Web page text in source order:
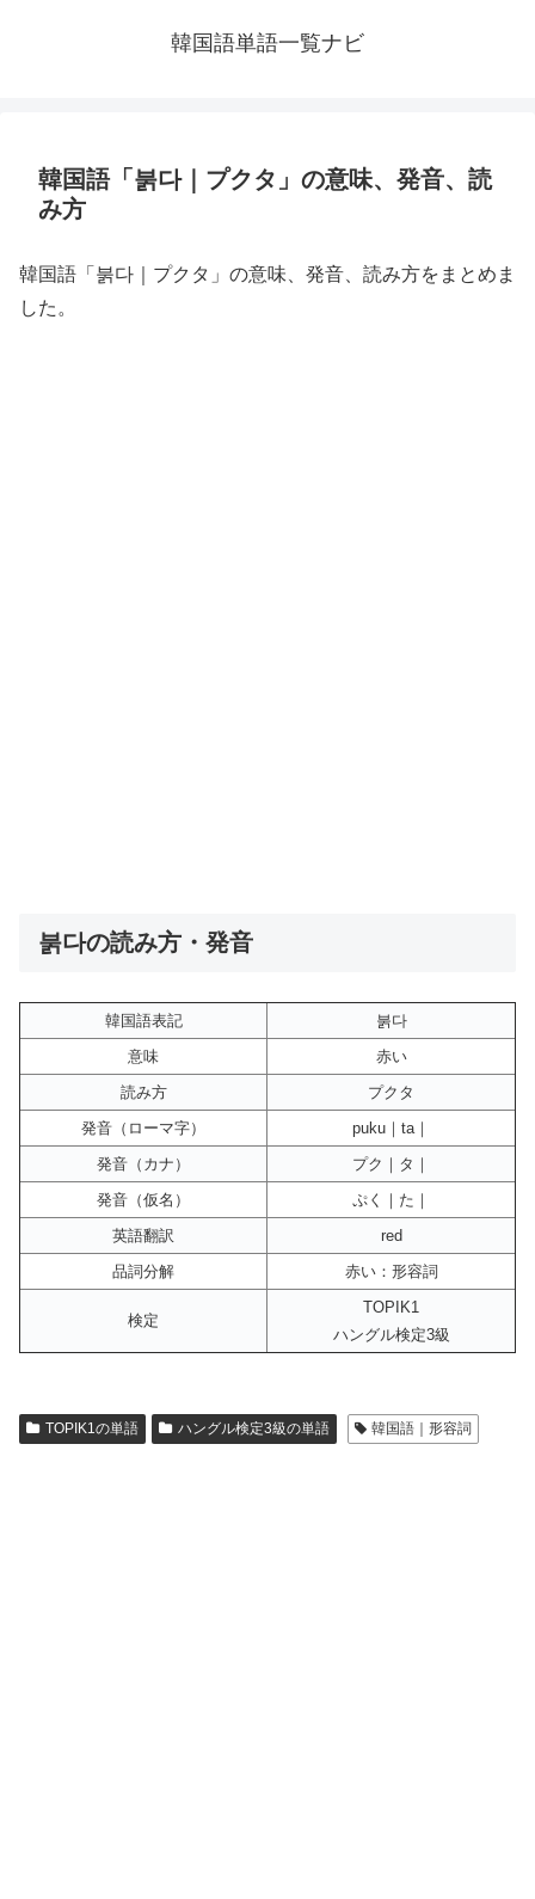
韓国語単語一覧ナビ
韓国語「붉다｜プクタ」の意味、発音、読
み方
韓国語「붉다｜プクタ」の意味、発音、読み方をまとめま
した。
붉다の読み方・発音
韓国語表記
붉다
意味
赤い
読み方
プクタ
発音（ローマ字）
puku｜ta｜
発音（カナ）
プク｜タ｜
発音（仮名）
ぷく｜た｜
英語翻訳
red
品詞分解
赤い：形容詞
検定
TOPIK1
ハングル検定3級
TOPIK1の単語 ハングル検定3級の単語 韓国語｜形容詞